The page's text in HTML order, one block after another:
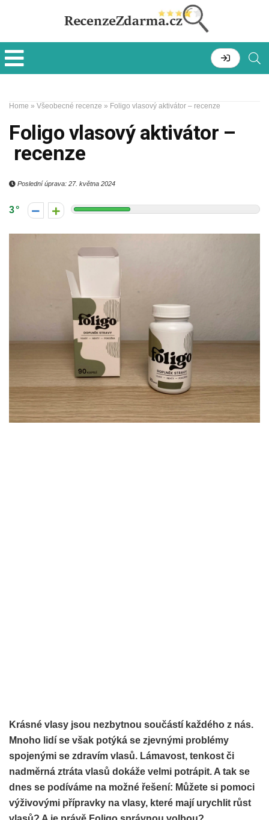
Home » Všeobecné recenze » Foligo vlasový aktivátor – recenze
Foligo vlasový aktivátor –
recenze
Poslední úprava: 27. května 2024
3
Krásné vlasy jsou nezbytnou součástí každého z nás.
Mnoho lidí se však potýká se zjevnými problémy
spojenými se zdravím vlasů. Lámavost, tenkost či
nadměrná ztráta vlasů dokáže velmi potrápit. A tak se
dnes se podíváme na možné řešení: Můžete si pomoci
výživovými přípravky na vlasy, které mají urychlit růst